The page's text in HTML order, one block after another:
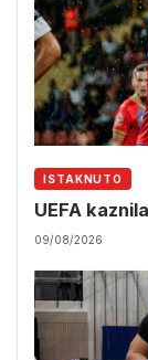
ISTAKNUTO
UEFA
09/08/2026